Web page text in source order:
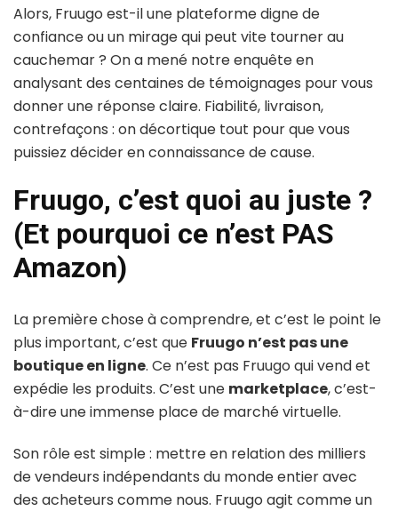
Alors, Fruugo est-il une plateforme digne de
confiance ou un mirage qui peut vite tourner au
cauchemar ? On a mené notre enquête en
analysant des centaines de témoignages pour vous
donner une réponse claire. Fiabilité, livraison,
contrefaçons : on décortique tout pour que vous
puissiez décider en connaissance de cause.
Fruugo, c’est quoi au juste ?
(Et pourquoi ce n’est PAS
Amazon)
La première chose à comprendre, et c’est le point le
plus important, c’est que Fruugo n’est pas une
boutique en ligne. Ce n’est pas Fruugo qui vend et
expédie les produits. C’est une marketplace, c’est-
à-dire une immense place de marché virtuelle.
Son rôle est simple : mettre en relation des milliers
de vendeurs indépendants du monde entier avec
des acheteurs comme nous. Fruugo agit comme un